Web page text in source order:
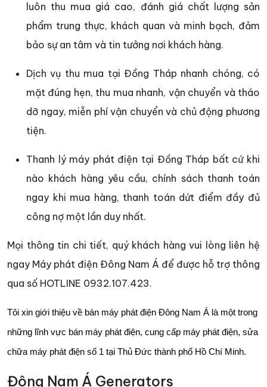
luôn thu mua giá cao, đánh giá chất lượng sản
phẩm trung thực, khách quan và minh bạch, đảm
bảo sự an tâm và tin tưởng nơi khách hàng.
Dịch vụ thu mua tại Đồng Tháp nhanh chóng, có
mặt đúng hẹn, thu mua nhanh, vận chuyển và tháo
dỡ ngay, miễn phí vận chuyển và chủ động phương
tiện.
Thanh lý máy phát điện tại Đồng Tháp bất cứ khi
nào khách hàng yêu cầu, chính sách thanh toán
ngay khi mua hàng, thanh toán dứt điểm đầy đủ
công nợ một lần duy nhất.
Mọi thông tin chi tiết, quý khách hàng vui lòng liên hệ
ngay Máy phát điện Đông Nam Á để được hỗ trợ thông
qua số HOTLINE 0932.107.423.
Tôi xin giới thiệu về bán máy phát điện Đông Nam Á là một trong
những lĩnh vực bán máy phát điện, cung cấp máy phát điện, sửa
chữa máy phát điện số 1 tại Thủ Đức thành phố Hồ Chí Minh.
Đông Nam Á Generators